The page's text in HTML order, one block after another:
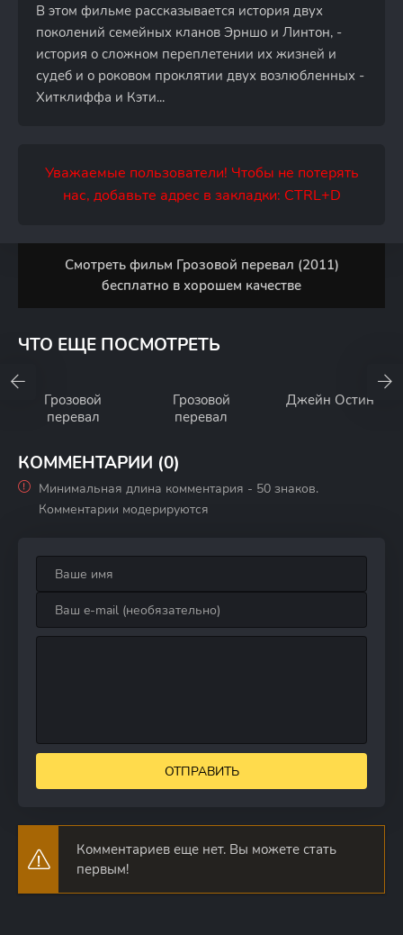
В этом фильме рассказывается история двух
поколений семейных кланов Эрншо и Линтон, -
история о сложном переплетении их жизней и
судеб и о роковом проклятии двух возлюбленных -
Хитклиффа и Кэти...
Уважаемые пользователи! Чтобы не потерять
нас, добавьте адрес в закладки: CTRL+D
Смотреть фильм Грозовой перевал (2011)
бесплатно в хорошем качестве
ЧТО ЕЩЕ ПОСМОТРЕТЬ
Грозовой
перевал
Грозовой
перевал
Джейн Остин
КОММЕНТАРИИ (0)
Минимальная длина комментария - 50 знаков.
Комментарии модерируются
ОТПРАВИТЬ
Комментариев еще нет. Вы можете стать
первым!